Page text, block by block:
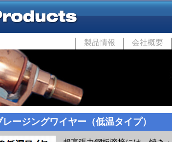
製品情報 会社概要
ージングワイヤー（低温タイプ）